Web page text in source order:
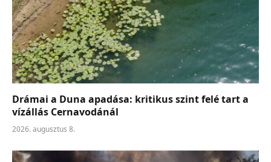
Drámai a Duna apadása: kritikus szint felé tart a
vízállás Cernavodánál
2026. augusztus 8.